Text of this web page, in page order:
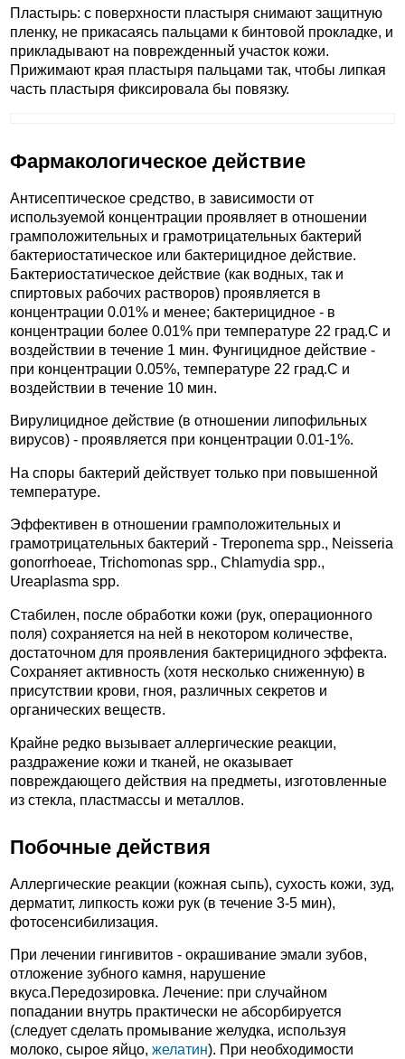
Пластырь: с поверхности пластыря снимают защитную
пленку, не прикасаясь пальцами к бинтовой прокладке, и
прикладывают на поврежденный участок кожи.
Прижимают края пластыря пальцами так, чтобы липкая
часть пластыря фиксировала бы повязку.
Фармакологическое действие
Антисептическое средство, в зависимости от
используемой концентрации проявляет в отношении
грамположительных и грамотрицательных бактерий
бактериостатическое или бактерицидное действие.
Бактериостатическое действие (как водных, так и
спиртовых рабочих растворов) проявляется в
концентрации 0.01% и менее; бактерицидное - в
концентрации более 0.01% при температуре 22 град.С и
воздействии в течение 1 мин. Фунгицидное действие -
при концентрации 0.05%, температуре 22 град.С и
воздействии в течение 10 мин.
Вирулицидное действие (в отношении липофильных
вирусов) - проявляется при концентрации 0.01-1%.
На споры бактерий действует только при повышенной
температуре.
Эффективен в отношении грамположительных и
грамотрицательных бактерий - Treponema spp., Neisseria
gonorrhoeae, Trichomonas spp., Chlamydia spp.,
Ureaplasma spp.
Стабилен, после обработки кожи (рук, операционного
поля) сохраняется на ней в некотором количестве,
достаточном для проявления бактерицидного эффекта.
Сохраняет активность (хотя несколько сниженную) в
присутствии крови, гноя, различных секретов и
органических веществ.
Крайне редко вызывает аллергические реакции,
раздражение кожи и тканей, не оказывает
повреждающего действия на предметы, изготовленные
из стекла, пластмассы и металлов.
Побочные действия
Аллергические реакции (кожная сыпь), сухость кожи, зуд,
дерматит, липкость кожи рук (в течение 3-5 мин),
фотосенсибилизация.
При лечении гингивитов - окрашивание эмали зубов,
отложение зубного камня, нарушение
вкуса.Передозировка. Лечение: при случайном
попадании внутрь практически не абсорбируется
(следует сделать промывание желудка, используя
молоко, сырое яйцо, желатин). При необходимости